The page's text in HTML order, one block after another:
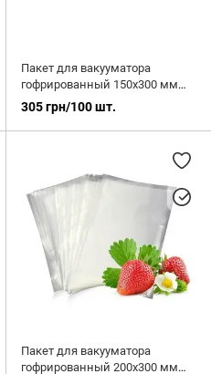
Пакет для вакууматора
гофрированный 150х300 мм
BERG (100 шт.)
305 грн/100 шт.
Пакет для вакууматора
гофрированный 200х300 мм